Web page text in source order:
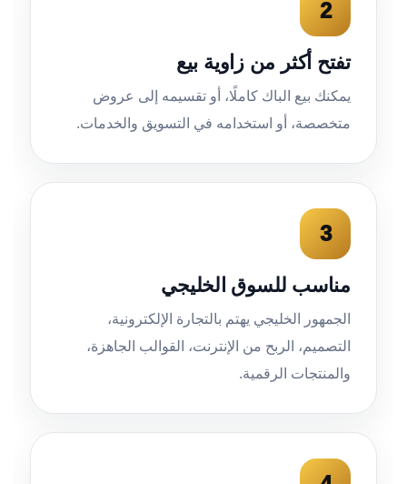
2
تفتح أكثر من زاوية بيع
يمكنك بيع الباك كاملًا، أو تقسيمه إلى عروض
متخصصة، أو استخدامه في التسويق والخدمات.
3
مناسب للسوق الخليجي
الجمهور الخليجي يهتم بالتجارة الإلكترونية،
التصميم، الربح من الإنترنت، القوالب الجاهزة،
والمنتجات الرقمية.